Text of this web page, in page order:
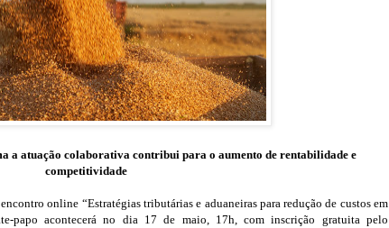
a atuação colaborativa contribui para o aumento de rentabilidade e
competitividade
online “Estratégias tributárias e aduaneiras para redução de custos em
papo acontecerá no dia 17 de maio, 17h, com inscrição gratuita pelo